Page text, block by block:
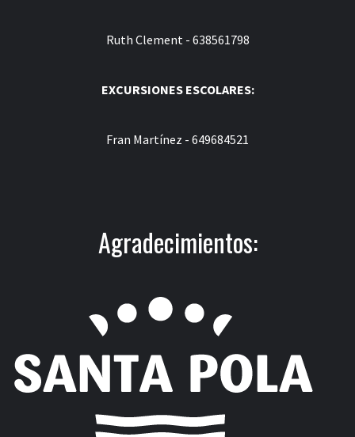
Ruth Clement - 638561798
EXCURSIONES ESCOLARES:
Fran Martínez - 649684521
Agradecimientos: